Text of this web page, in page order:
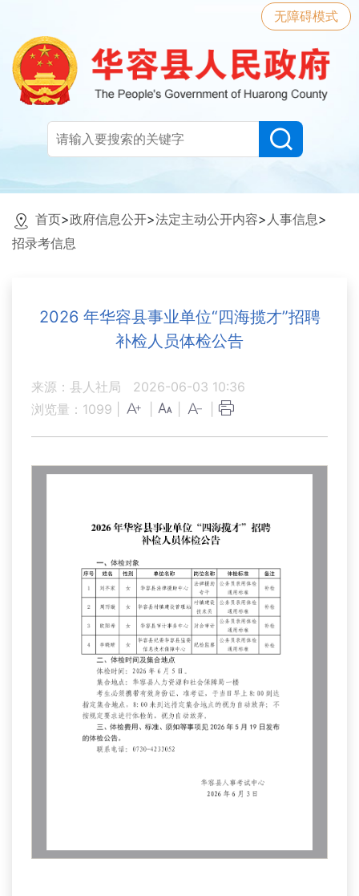
无障碍模式
首页>政府信息公开>法定主动公开内容> 人事信息>
招录考信息
2026 年华容县事业单位“四海揽才”招聘
补检人员体检公告
来源：县人社局
2026-06-03 10:36
浏览量： 1099